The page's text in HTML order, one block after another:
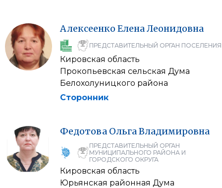
Алексеенко ЕленаЛеонидовна
ПРЕДСТАВИТЕЛЬНЫЙ ОРГАН ПОСЕЛЕНИЯ
Кировская область
Прокопьевская сельская Дума
Белохолуницкого района
Сторонник
Федотова ОльгаВладимировна
ПРЕДСТАВИТЕЛЬНЫЙ ОРГАН
МУНИЦИПАЛЬНОГО РАЙОНА И
ГОРОДСКОГО ОКРУГА
Кировская область
Юрьянская районная Дума